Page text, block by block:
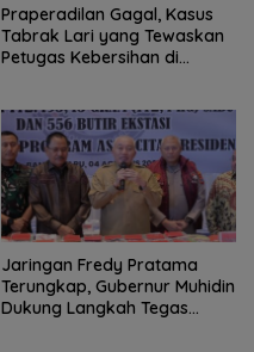
Praperadilan Gagal, Kasus
Tabrak Lari yang Tewaskan
Petugas Kebersihan di
Jaringan Fredy Pratama
Terungkap, Gubernur Muhidin
Dukung Langkah Tegas